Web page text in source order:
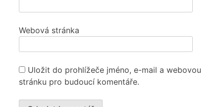
Webová stránka
Uložit do prohlížeče jméno, e-mail a webovou
stránku pro budoucí komentáře.